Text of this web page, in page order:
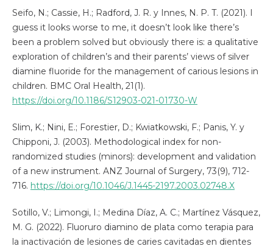
Seifo, N.; Cassie, H.; Radford, J. R. y Innes, N. P. T. (2021). I
guess it looks worse to me, it doesn’t look like there’s
been a problem solved but obviously there is: a qualitative
exploration of children’s and their parents’ views of silver
diamine fluoride for the management of carious lesions in
children. BMC Oral Health, 21(1).
https://doi.org/10.1186/S12903-021-01730-W
Slim, K.; Nini, E.; Forestier, D.; Kwiatkowski, F.; Panis, Y. y
Chipponi, J. (2003). Methodological index for non-
randomized studies (minors): development and validation
of a new instrument. ANZ Journal of Surgery, 73(9), 712-
716. https://doi.org/10.1046/J.1445-2197.2003.02748.X
Sotillo, V.; Limongi, I.; Medina Díaz, A. C.; Martínez Vásquez,
M. G. (2022). Fluoruro diamino de plata como terapia para
la inactivación de lesiones de caries cavitadas en dientes